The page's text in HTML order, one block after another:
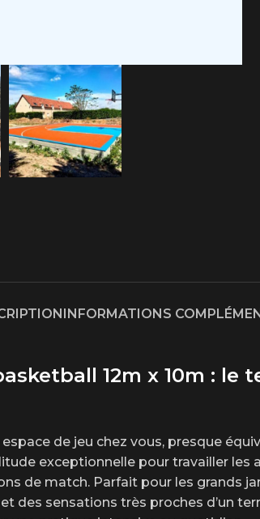
INFORMATIONS
12m x 10m : le
de jeu chez vous, presque
exceptionnelle pour travailler les
de match. Parfait pour les grands
des sensations très proches d’un